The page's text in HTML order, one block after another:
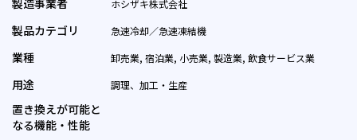
ホシザキ株式会社
製品カテゴリ 急速冷却／急速凍結機
業種 卸売業, 宿泊業, 小売業, 製造業, 飲食サービス業
用途 調理、加工・生産
置き換えが可能と
なる機能・性能